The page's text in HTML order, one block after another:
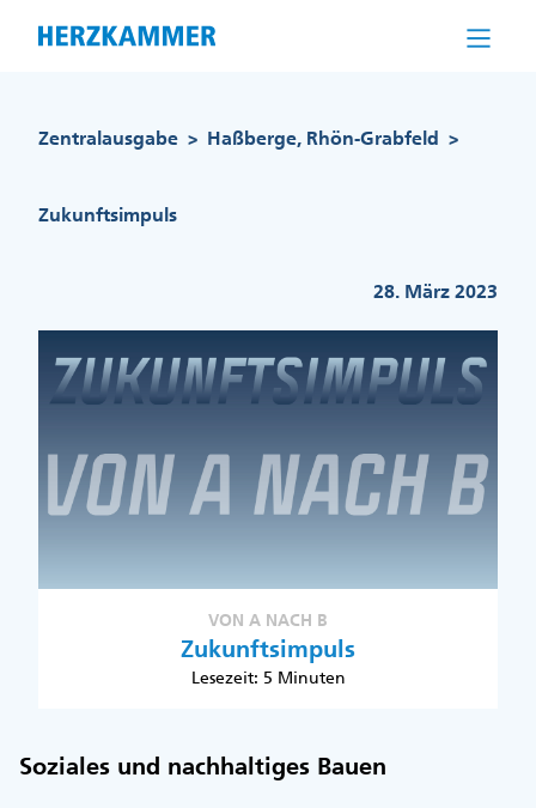
Zentralausgabe > Haßberge, Rhön-Grabfeld >
Zukunftsimpuls
28. März 2023
VON A NACH B
Zukunftsimpuls
Lesezeit: 5 Minuten
Soziales und nachhaltiges Bauen